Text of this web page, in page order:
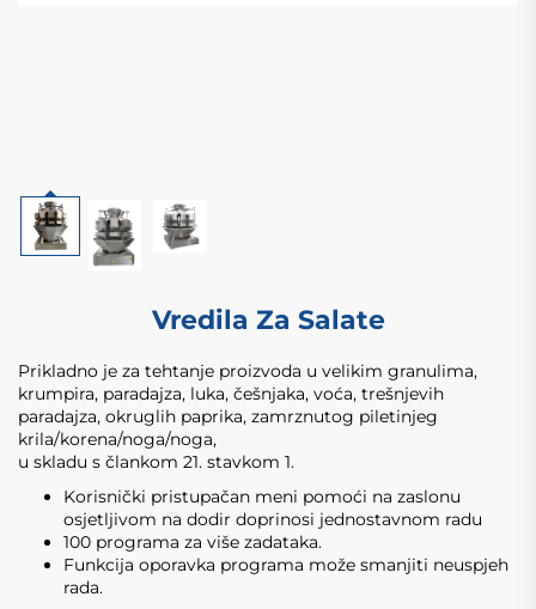
Vredila Za Salate
Prikladno je za tehtanje proizvoda u velikim granulima,
krumpira, paradajza, luka, češnjaka, voća, trešnjevih
paradajza, okruglih paprika, zamrznutog piletinjeg
krila/korena/noga/noga,
u skladu s člankom 21. stavkom 1.
Korisnički pristupačan meni pomoći na zaslonu
osjetljivom na dodir doprinosi jednostavnom radu
100 programa za više zadataka.
Funkcija oporavka programa može smanjiti neuspjeh
rada.